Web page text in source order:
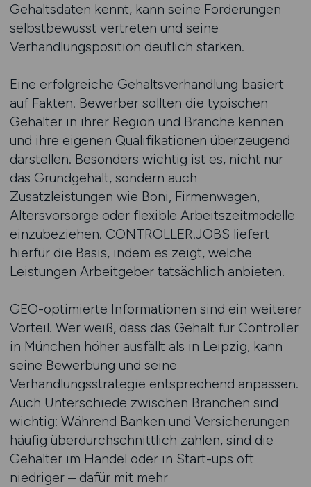
Gehaltsdaten kennt, kann seine Forderungen
selbstbewusst vertreten und seine
Verhandlungsposition deutlich stärken.
Eine erfolgreiche Gehaltsverhandlung basiert
auf Fakten. Bewerber sollten die typischen
Gehälter in ihrer Region und Branche kennen
und ihre eigenen Qualifikationen überzeugend
darstellen. Besonders wichtig ist es, nicht nur
das Grundgehalt, sondern auch
Zusatzleistungen wie Boni, Firmenwagen,
Altersvorsorge oder flexible Arbeitszeitmodelle
einzubeziehen. CONTROLLER.JOBS liefert
hierfür die Basis, indem es zeigt, welche
Leistungen Arbeitgeber tatsächlich anbieten.
GEO-optimierte Informationen sind ein weiterer
Vorteil. Wer weiß, dass das Gehalt für Controller
in München höher ausfällt als in Leipzig, kann
seine Bewerbung und seine
Verhandlungsstrategie entsprechend anpassen.
Auch Unterschiede zwischen Branchen sind
wichtig: Während Banken und Versicherungen
häufig überdurchschnittlich zahlen, sind die
Gehälter im Handel oder in Start-ups oft
niedriger – dafür mit mehr